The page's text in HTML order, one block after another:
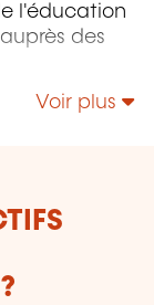
l'éducation
des
Voir plus